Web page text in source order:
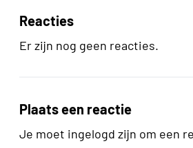
Reacties
Er zijn nog geen reacties.
Plaats een reactie
Je moet ingelogd zijn om een